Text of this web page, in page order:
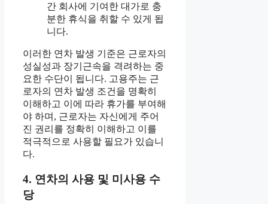
간 회사에 기여한 대가로 충
분한 휴식을 취할 수 있게 됩
니다.
이러한 연차 발생 기준은 근로자의
성실성과 장기근속을 격려하는 중
요한 수단이 됩니다. 고용주는 근
로자의 연차 발생 조건을 명확히
이해하고 이에 따라 휴가를 부여해
야 하며, 근로자는 자신에게 주어
진 권리를 정확히 이해하고 이를
적극적으로 사용할 필요가 있습니
다.
4. 연차의 사용 및 미사용 수
당